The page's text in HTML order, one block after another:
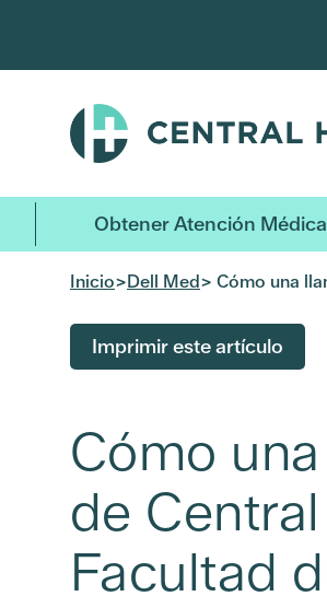
contenido
Obtener Atención Médica
Inicio>Dell Med> Cómo una
Imprimir este artículo
Cómo
de
Facultad